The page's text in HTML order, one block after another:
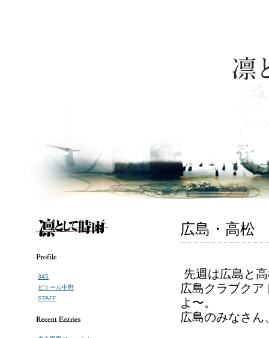
345
ピエール中野
STAFF
広島・高松
先週は広島と
広島クラブク
よ〜。
広島のみなさ